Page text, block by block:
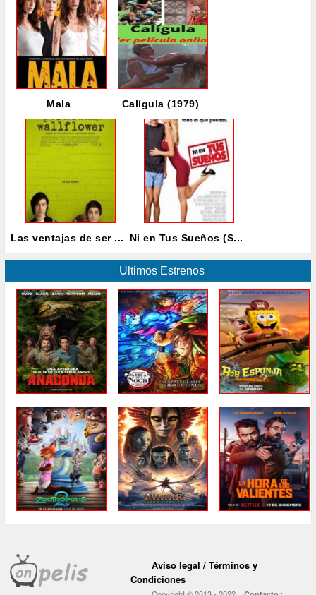
Mala Calígula (1979)
Las ventajas de ser ... Ni en Tus Sueños (S...
Ultimos Estrenos
Aviso legal / Términos y
Condiciones